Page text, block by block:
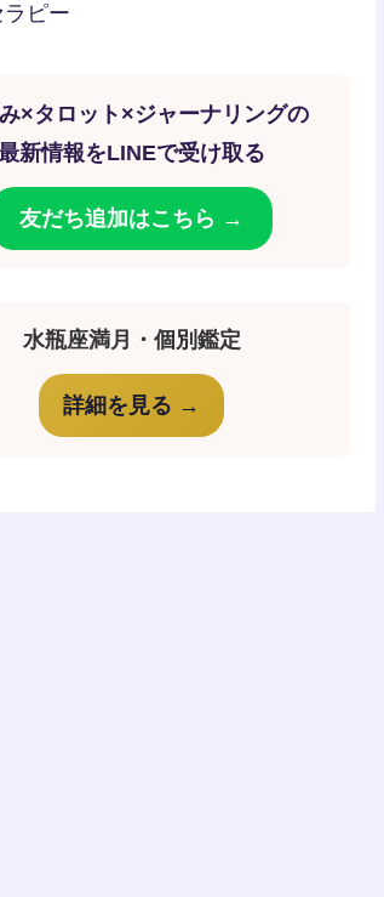
ラピー
×タロット×ジャーナリングの
新情報をLINEで受け取る
友だち追加はこちら →
水瓶座満月・個別鑑定
詳細を見る →